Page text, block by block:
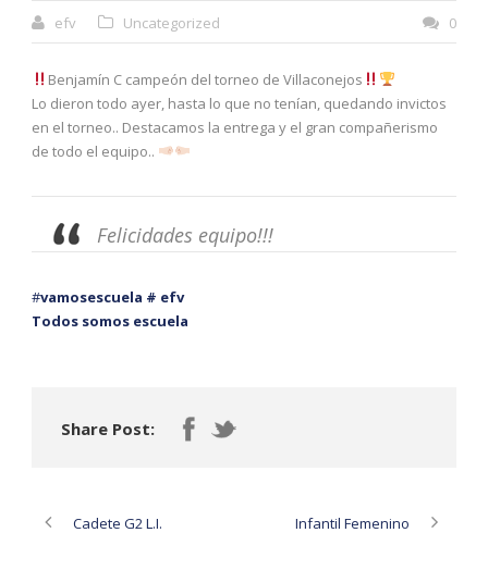
efv Uncategorized 0
Benjamín C campeón del torneo de Villaconejos
Lo dieron todo ayer, hasta lo que no tenían, quedando invictos
en el torneo.. Destacamos la entrega y el gran compañerismo
de todo el equipo..
Felicidades equipo!!!
#vamosescuela # efv
Todos somos escuela
Share Post:
Cadete G2 L.I. Infantil Femenino